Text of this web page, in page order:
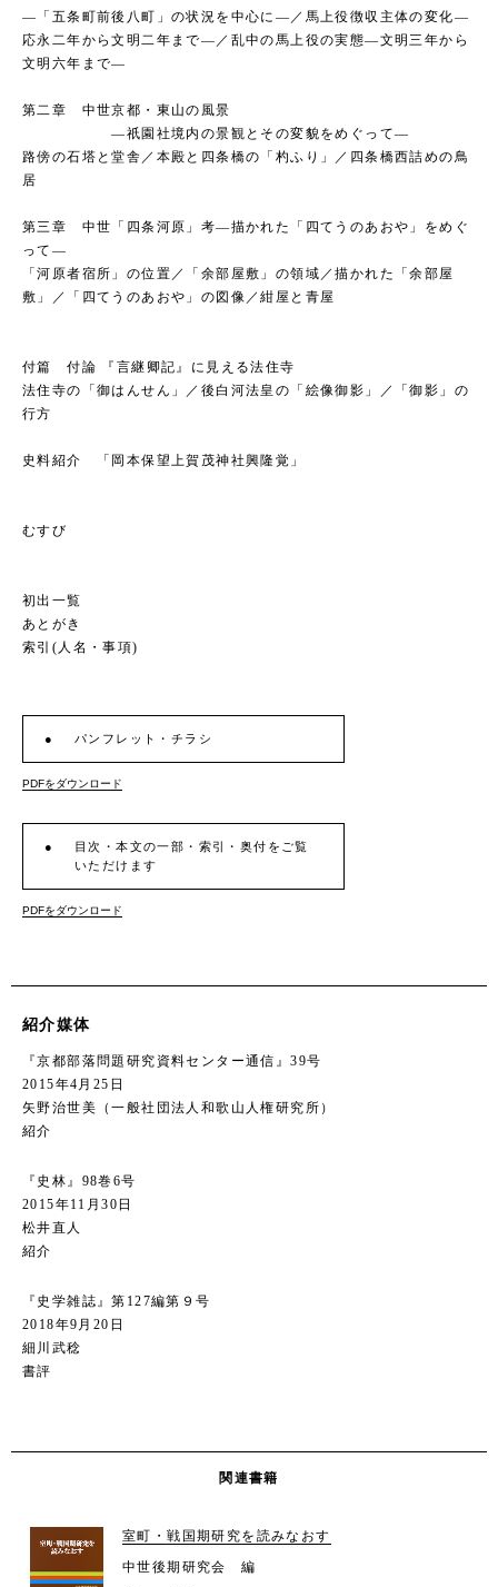
―「五条町前後八町」の状況を中心に―／馬上役徴収主体の変化―
応永二年から文明二年まで―／乱中の馬上役の実態―文明三年から
文明六年まで―
第二章 中世京都・東山の風景
―祇園社境内の景観とその変貌をめぐって―
路傍の石塔と堂舎／本殿と四条橋の「杓ふり」／四条橋西詰めの鳥
居
第三章 中世「四条河原」考―描かれた「四てうのあおや」をめぐ
って―
「河原者宿所」の位置／「余部屋敷」の領域／描かれた「余部屋
敷」／「四てうのあおや」の図像／紺屋と青屋
付篇 付論 『言継卿記』に見える法住寺
法住寺の「御はんせん」／後白河法皇の「絵像御影」／「御影」の
行方
史料紹介 「岡本保望上賀茂神社興隆覚」
むすび
初出一覧
あとがき
索引(人名・事項)
パンフレット・チラシ
PDFをダウンロード
目次・本文の一部・索引・奥付をご覧
いただけます
PDFをダウンロード
紹介媒体
『京都部落問題研究資料センター通信』39号
2015年4月25日
矢野治世美（一般社団法人和歌山人権研究所）
紹介
『史林』98巻6号
2015年11月30日
松井直人
紹介
『史学雑誌』第127編第９号
2018年9月20日
細川武稔
書評
関連書籍
室町・戦国期研究を読みなおす
中世後期研究会 編